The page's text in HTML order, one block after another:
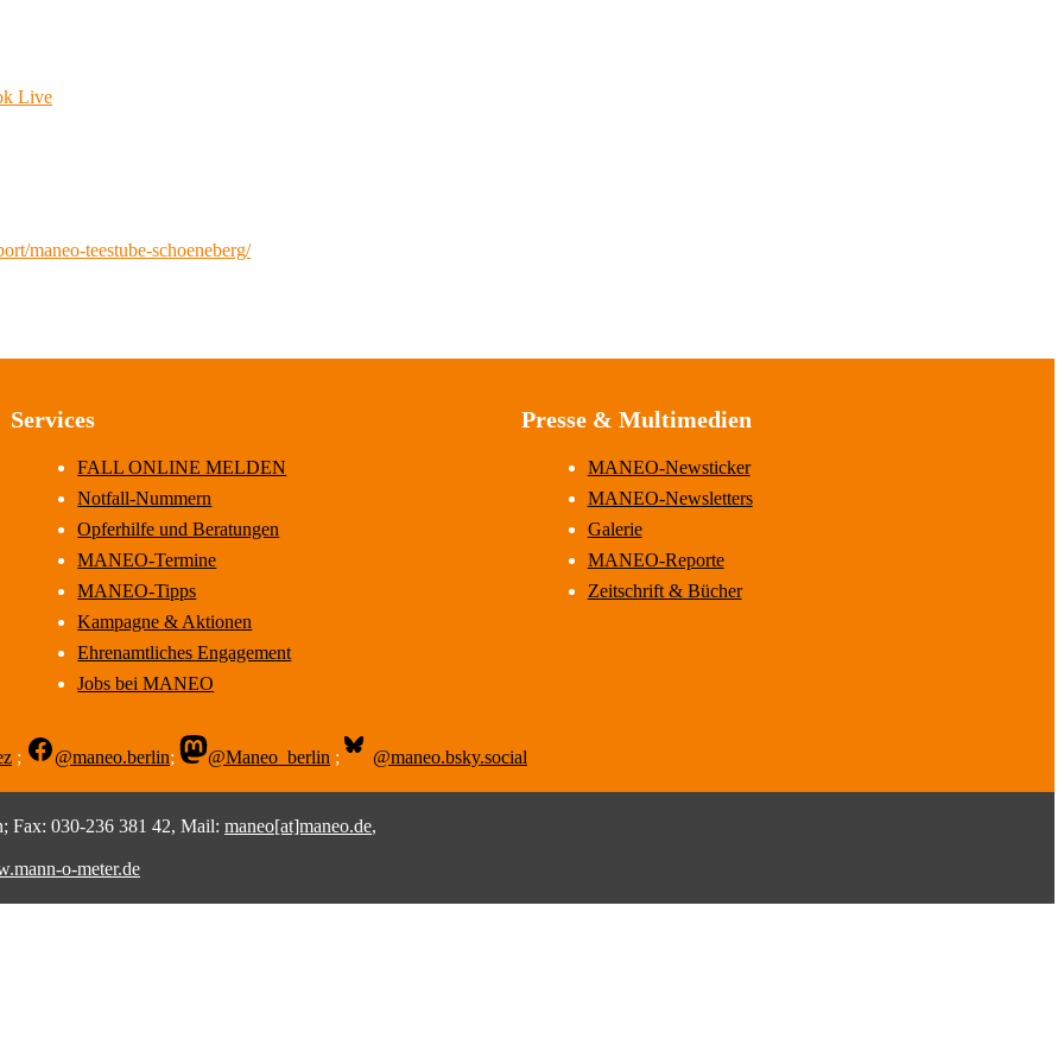
Live
maneo-teestube-schoeneberg/
Services
FALL ONLINE MELDEN
Notfall-Nummern
Opferhilfe und Beratungen
MANEO-Termine
MANEO-Tipps
Kampagne & Aktionen
Ehrenamtliches Engagement
Jobs bei MANEO
Presse & Multimedien
MANEO-Newsticker
MANEO-Newsletters
Galerie
MANEO-Reporte
Zeitschrift & Bücher
; @maneo.berlin; @Maneo_berlin ; @maneo.bsky.social
Fax: 030-236 381 42, Mail: maneo[at]maneo.de,
o-meter.de